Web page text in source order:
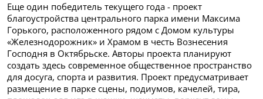
Еще один победитель текущего года - проект
благоустройства центрального парка имени Максима
Горького, расположенного рядом с Домом культуры
«Железнодорожник» и Храмом в честь Вознесения
Господня в Октябрьске. Авторы проекта планируют
создать здесь современное общественное пространство
для досуга, спорта и развития. Проект предусматривает
размещение в парке сцены, подиумов, качелей, тира,